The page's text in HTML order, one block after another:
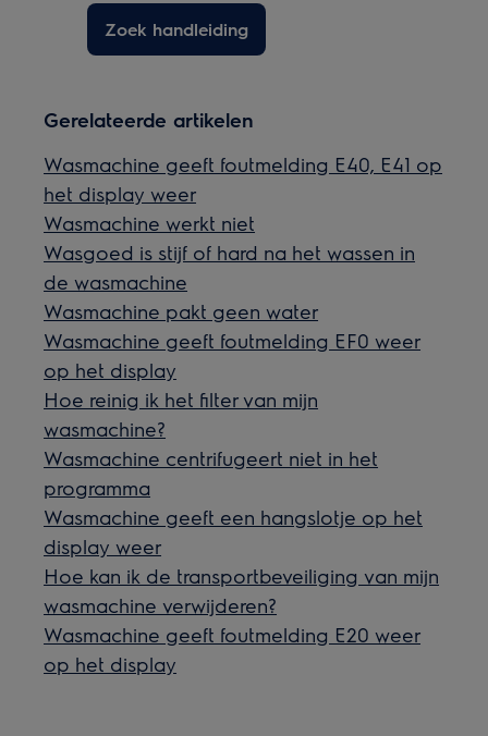
Zoek handleiding
Gerelateerde artikelen
Wasmachine geeft foutmelding E40, E41 op
het display weer
Wasmachine werkt niet
Wasgoed is stijf of hard na het wassen in
de wasmachine
Wasmachine pakt geen water
Wasmachine geeft foutmelding EF0 weer
op het display
Hoe reinig ik het filter van mijn
wasmachine?
Wasmachine centrifugeert niet in het
programma
Wasmachine geeft een hangslotje op het
display weer
Hoe kan ik de transportbeveiliging van mijn
wasmachine verwijderen?
Wasmachine geeft foutmelding E20 weer
op het display